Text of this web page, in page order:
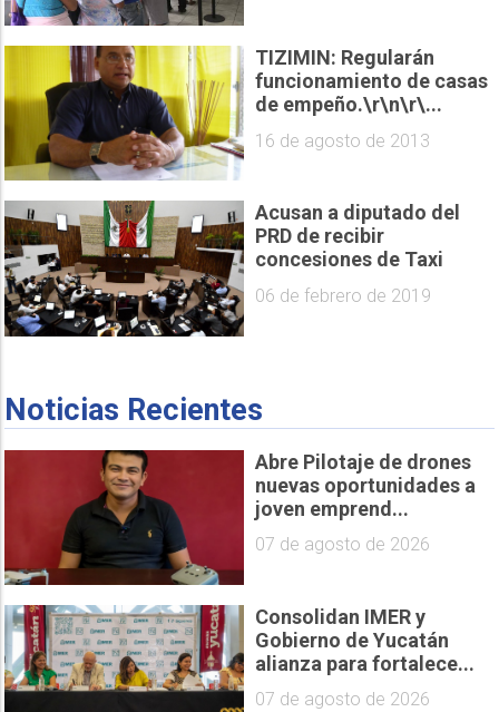
TIZIMIN: Regularán
funcionamiento de casas
de empeño.\r\n\r\...
16 de agosto de 2013
Acusan a diputado del
PRD de recibir
concesiones de Taxi
06 de febrero de 2019
Noticias Recientes
Abre Pilotaje de drones
nuevas oportunidades a
joven emprend...
07 de agosto de 2026
Consolidan IMER y
Gobierno de Yucatán
alianza para fortalece...
07 de agosto de 2026